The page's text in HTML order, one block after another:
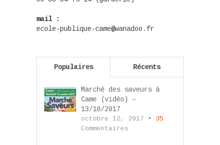
mail :
ecole-publique-came@wanadoo.fr
Populaires Récents
Marché des saveurs à
Came (vidéo) –
13/10/2017
octobre 12, 2017 • 35
Commentaires